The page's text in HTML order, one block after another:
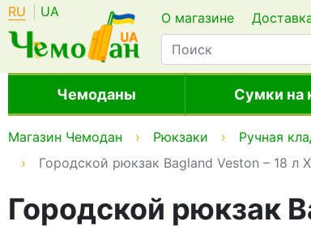
RU UA О магазине
Чемоданы Сумки на
Магазин Чемодан Рюкзаки Ручная
Городской рюкзак Bagland Veston – 18 л
Городской рюкзак